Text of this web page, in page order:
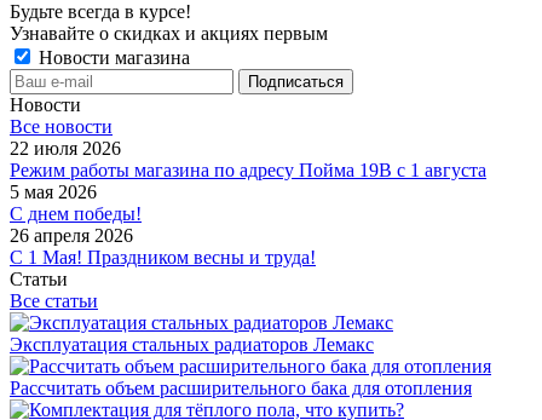
Будьте всегда в курсе!
Узнавайте о скидках и акциях первым
Новости магазина
Новости
Все новости
22 июля 2026
Режим работы магазина по адресу Пойма 19В с 1 августа
5 мая 2026
С днем победы!
26 апреля 2026
С 1 Мая! Праздником весны и труда!
Статьи
Все статьи
Эксплуатация стальных радиаторов Лемакс
Рассчитать объем расширительного бака для отопления